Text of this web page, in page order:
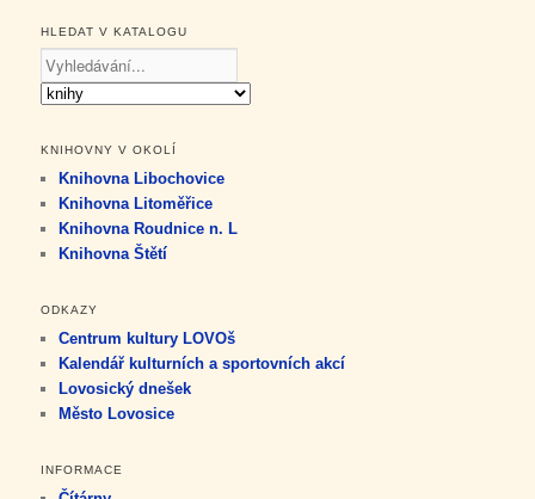
HLEDAT V KATALOGU
KNIHOVNY V OKOLÍ
Knihovna Libochovice
Knihovna Litoměřice
Knihovna Roudnice n. L
Knihovna Štětí
ODKAZY
Centrum kultury LOVOš
Kalendář kulturních a sportovních akcí
Lovosický dnešek
Město Lovosice
INFORMACE